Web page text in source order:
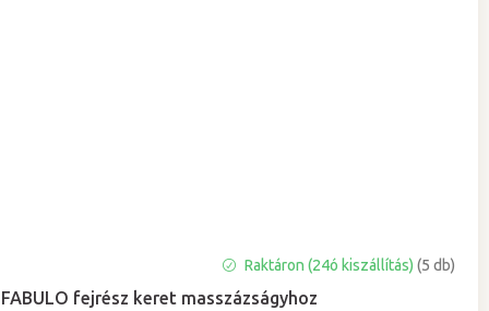
FABULO fejrész keret masszázságyhoz
Raktáron (24ó kiszállítás) (5 db)